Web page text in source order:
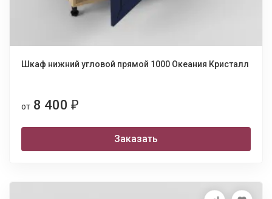
Шкаф нижний угловой прямой 1000 Океания Кристалл
от 8 400 ₽
Заказать